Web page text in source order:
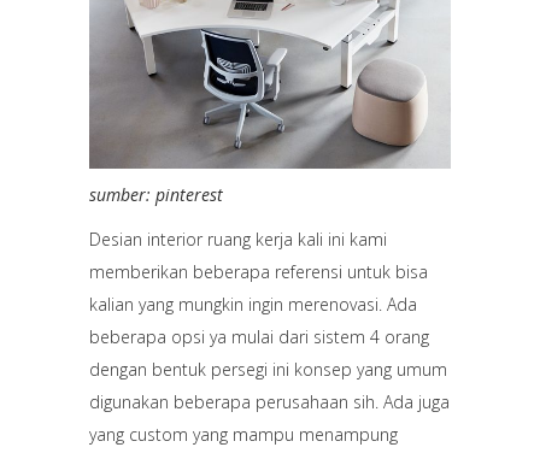
sumber: pinterest
Desian interior ruang kerja kali ini kami
memberikan beberapa referensi untuk bisa
kalian yang mungkin ingin merenovasi. Ada
beberapa opsi ya mulai dari sistem 4 orang
dengan bentuk persegi ini konsep yang umum
digunakan beberapa perusahaan sih. Ada juga
yang custom yang mampu menampung